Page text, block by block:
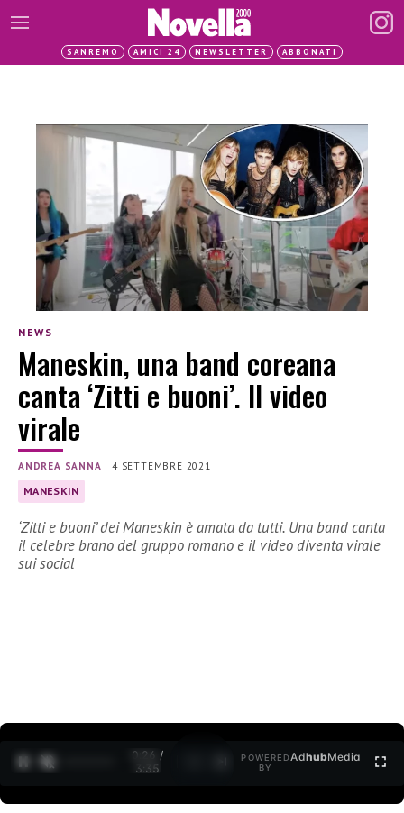
SANREMO AMICI 24 NEWSLETTER ABBONATI
NEWS
Maneskin, una band coreana
canta ‘Zitti e buoni’. Il video
virale
ANDREA SANNA |4 SETTEMBRE 2021
MANESKIN
‘Zitti e buoni’ dei Maneskin è amata da tutti. Una band canta
il celebre brano del gruppo romano e il video diventa virale
sui social
0:27 /
3:35
POWERED
BY
AdhubMedia